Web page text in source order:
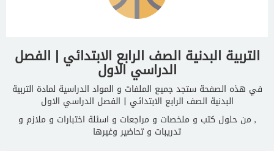
التربية البدنية الصف الرابع الابتدائي | الفصل
الدراسي الاول
في هذه الصفحة ستجد جميع الملفات و المواد الدراسية لمادة التربية
البدنية الصف الرابع الابتدائي | الفصل الدراسي الاول
, من حلول كتب و ملخصات و مراجعات و اسئلة اختبارات و ملازم و
تدريبات و تحاضير وغيرها